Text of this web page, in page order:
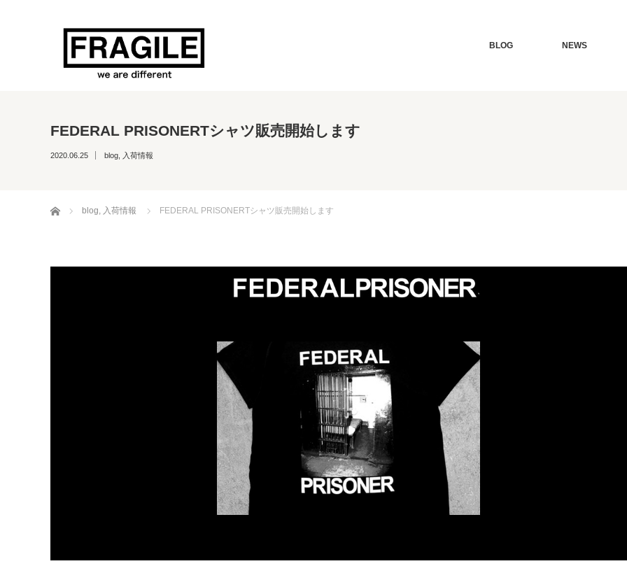
BLOG NEWS
FEDERAL PRISONERTシャツ販売開始します
2020.06.25 blog 入荷情報
ホーム blog, 入荷情報 FEDERAL PRISONERTシャツ販売開始します